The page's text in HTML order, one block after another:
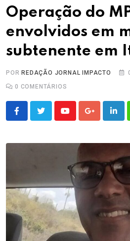
Operação do
envolvidos em
subtenente em
POR REDAÇÃO JORNAL IMPACTO
0 COMENTÁRIOS
YoutubeGoogle+